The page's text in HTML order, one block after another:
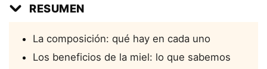
RESUMEN
La composición: qué hay en cada uno
Los beneficios de la miel: lo que sabemos